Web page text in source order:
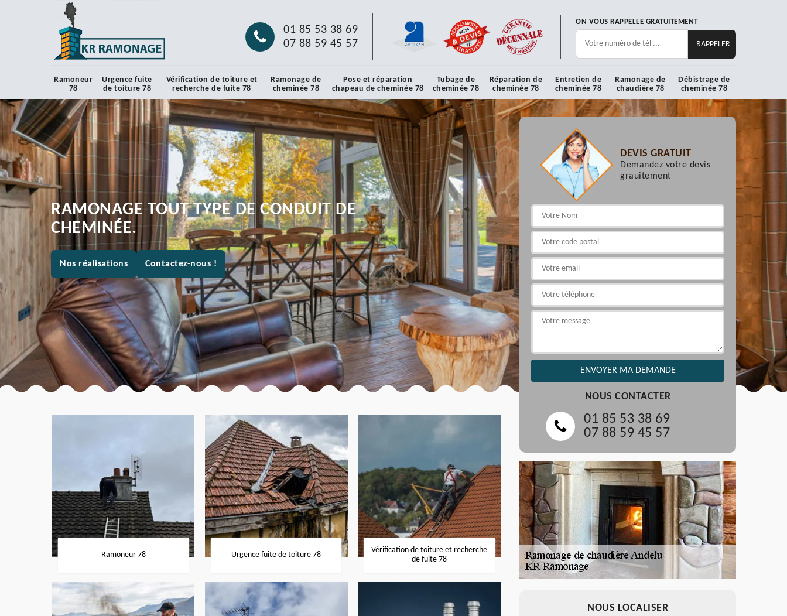
01 85 53 38 69
07 88 59 45 57
ON VOUS RAPPELLE GRATUITEMENT
Ramoneur
78
Urgence fuite
de toiture 78
Vérification de toiture et
recherche de fuite 78
Ramonage de
cheminée 78
Pose et réparation
chapeau de cheminée 78
Tubage de
cheminée 78
Réparation de
cheminée 78
Entretien de
cheminée 78
Ramonage de
chaudière 78
Débistrage de
cheminée 78
RAMONAGE TOUT TYPE DE CONDUIT DE
CHEMINÉE.
Nos réalisations Contactez-nous !
Ramoneur 78 Urgence fuite de toiture 78
Vérification de toiture et recherche
de fuite 78
DEVIS GRATUIT
Demandez votre devis
grauitement
NOUS CONTACTER
01 85 53 38 69
07 88 59 45 57
NOUS LOCALISER